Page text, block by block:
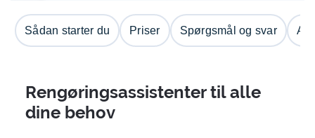
Sådan starter du Priser Spørgsmål og svar
Rengøringsassistenter til alle
dine behov